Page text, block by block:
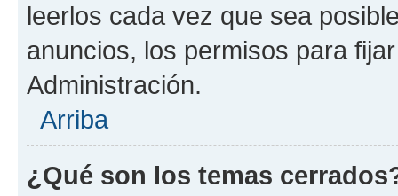
leerlos cada vez que sea
anuncios, los permisos para
Administración.
Arriba
¿Qué son los temas